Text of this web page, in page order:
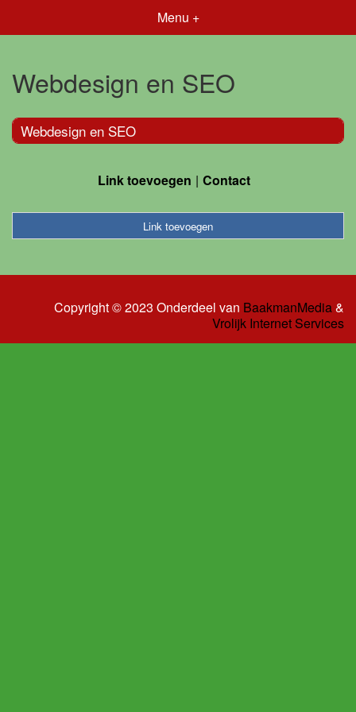
Menu +
Webdesign en SEO
Webdesign en SEO
Link toevoegen Contact
Link toevoegen
Copyright © 2023 Onderdeel van BaakmanMedia&
Vrolijk Internet Services